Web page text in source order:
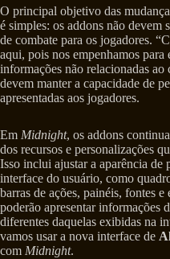
O principal objetivo das
é simples: os addons não devem
de combate para os jogadores.
aqui, pois nos empenhamos
informações não relacionadas
devem manter a capacidade de
apresentadas aos jogadores.
Em Midnight, os addons
dos recursos e personalizações
Isso inclui ajustar a aparência de
interface do usuário, como
barras de ações, painéis, fontes
poderão apresentar informações
diferentes daquelas exibidas na
vamos usar a nova interface de
com Midnight.